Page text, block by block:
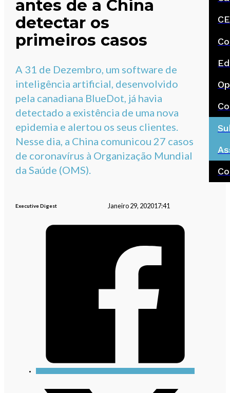
antes de a China
detectar os
primeiros casos
A 31 de Dezembro, um software de
inteligência artificial, desenvolvido
pela canadiana BlueDot, já havia
detectado a existência de uma nova
epidemia e alertou os seus clientes.
Nesse dia, a China comunicou 27 casos
de coronavírus à Organização Mundial
da Saúde (OMS).
Executive Digest Janeiro 29, 202017:41